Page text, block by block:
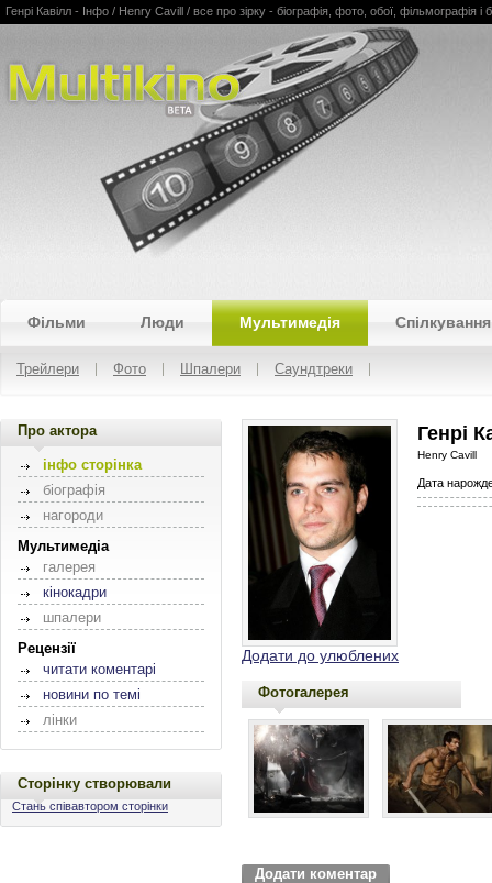
Multikino
Генрі Кавілл - Інфо / Henry Cavill / все про зірку - біографія, фото, обої, фільмографія і
Фільми Люди Мультимедія Спілкування
Трейлери Фото Шпалери Саундтреки
Про актора
інфо сторінка
біографія
нагороди
Мультимедіа
галерея
кінокадри
шпалери
Рецензії
читати коментарі
новини по темі
лінки
Сторінку створювали
Стань співавтором сторінки
Додати до улюблених
Генрі
Henry Cavill
Дата
Фотогалерея
Додати коментар